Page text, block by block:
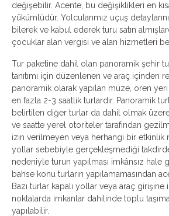
değişebilir. Acente, bu değişiklikleri en
yükümlüdür. Yolcularımız uçuş
bilerek ve kabul ederek turu satın
çocuklar alan vergisi ve alan hizmetleri
Tur paketine dahil olan panoramik şehir
tanıtımı için düzenlenen ve araç içinden
panoramik olarak yapılan müze, ören
en fazla 2-3 saatlik turlardır. Panoramik
belirtilen diğer turlar da dahil olmak
ve saatte yerel otoriteler tarafından
izin verilmeyen veya herhangi bir etkinlik
yollar sebebiyle gerçekleşmediği
nedeniyle turun yapılması imkânsız
bahse konu turların yapılamamasından
Bazı turlar kapalı yollar veya araç
noktalarda imkanlar dahilinde toplu
yapılabilir.